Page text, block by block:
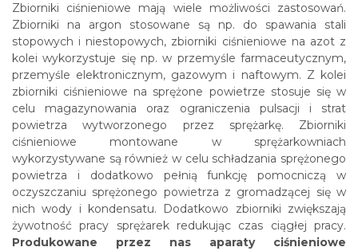
Zbiorniki ciśnieniowe mają wiele możliwości zastosowań.
Zbiorniki na argon stosowane są np. do spawania stali
stopowych i niestopowych, zbiorniki ciśnieniowe na azot z
kolei wykorzystuje się np. w przemyśle farmaceutycznym,
przemyśle elektronicznym, gazowym i naftowym. Z kolei
zbiorniki ciśnieniowe na sprężone powietrze stosuje się w
celu magazynowania oraz ograniczenia pulsacji i strat
powietrza wytworzonego przez sprężarkę. Zbiorniki
ciśnieniowe montowane w sprężarkowniach
wykorzystywane są również w celu schładzania sprężonego
powietrza i dodatkowo pełnią funkcję pomocniczą w
oczyszczaniu sprężonego powietrza z gromadzącej się w
nich wody i kondensatu. Dodatkowo zbiorniki zwiększają
żywotność pracy sprężarek redukując czas ciągłej pracy.
Produkowane przez nas aparaty ciśnieniowe